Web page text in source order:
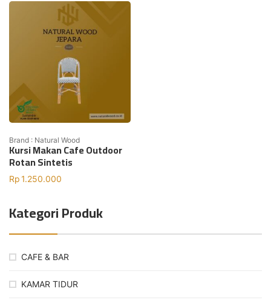
Kategori Produk
CAFE & BAR
KAMAR TIDUR
Brand : Natural Wood
Kursi Makan Cafe Outdoor
Rotan Sintetis
Rp1.250.000